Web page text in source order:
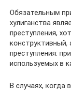
Обязательным
хулиганства
преступления,
конструктивный,
преступления:
используемых в
В случаях, когда